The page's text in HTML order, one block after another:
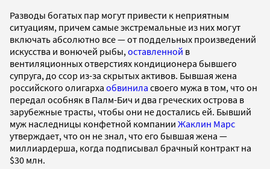
Разводы богатых пар могут привести к неприятным
ситуациям, причем самые экстремальные из них могут
включать абсолютно все — от поддельных произведений
искусства и вонючей рыбы, оставленной в
вентиляционных отверстиях кондиционера бывшего
супруга, до ссор из-за скрытых активов. Бывшая жена
российского олигарха обвинила своего мужа в том, что он
передал особняк в Палм-Бич и два греческих острова в
зарубежные трасты, чтобы они не достались ей. Бывший
муж наследницы конфетной компании Жаклин Марс
утверждает, что он не знал, что его бывшая жена —
миллиардерша, когда подписывал брачный контракт на
$30 млн.